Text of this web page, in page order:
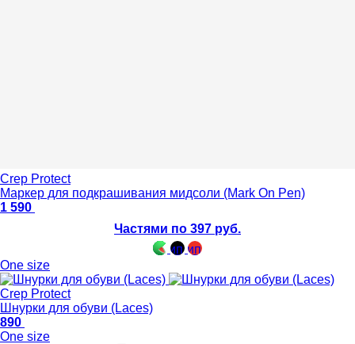
Crep Protect
Маркер для подкрашивания мидсоли (Mark On Pen)
1 590
Частями по 397 руб.
One size
Crep Protect
Шнурки для обуви (Laces)
890
One size